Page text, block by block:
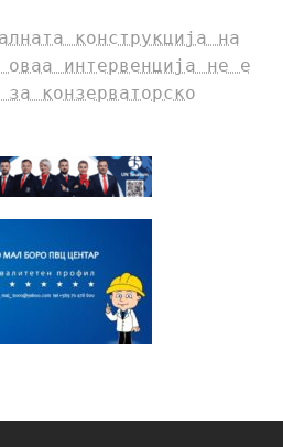
конструкција на
интервенција не е
конзерваторско